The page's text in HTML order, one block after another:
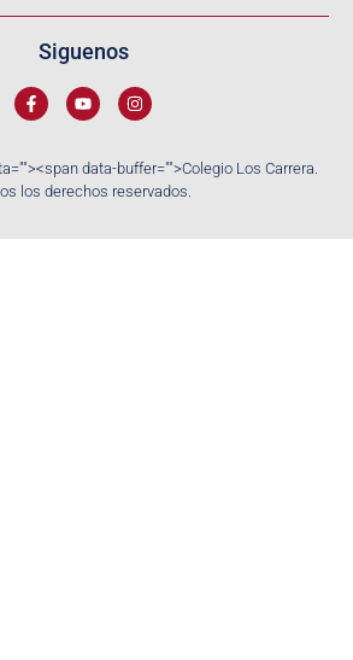
"><span data-buffer="">Colegio Los Carrera.
los derechos reservados.
Siguenos